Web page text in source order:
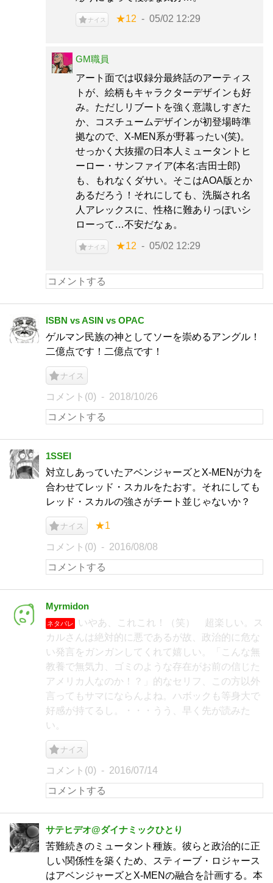
ナイス ★12 05/02 12:29
GM職員
アート面では収録分最終話のアーティス
トが、絵柄もキャラクターデザインも好
み。ただしリブートを強く意識しすぎた
か、コスチュームデザインが初登場時準
拠なので、X-MEN系が野暮ったい(笑)。
せっかく大抜擢の日本人ミュータントヒ
ーロー・サンファイア(本名:吉田士郎)
も、もれなくダサい。そこはAOA版とか
あるだろう！それにしても、洗脳され名
人アレックスに、性格に難ありっぽいシ
ローって…不安だなぁ。
ナイス ★12 05/02 12:29
ISBN vs ASIN vs OPAC
ゲルマン民族の神としてソーを崇めるアングル！
二億点です！二億点です！
ナイス
コメント(0) 2018/10/26
1SSEI
対立しあっていたアベンジャーズとX-MENが力を
合わせてレッド・スカルをたおす。それにしても
レッド・スカルの強さがチート並じゃないか？
ナイス ★1
コメント(0) 2016/08/08
Myrmidon
ネタバレ
いやあ、これこれ！（笑） 超楽しい。ス
カルさんは絶対的に悪であるが故、政治的に危な
い発言をガンガンしてくれて嬉しい。「こんな無
教養で無気力、ゴミのような存在がお前の信じた
アメリカ人なのか！？」的なセリフ、この方以外
言ってもサマにならんよね。ハボックも等身大で
好感が持てるし。・・・うう、早く先が読みた
い。
ナイス
コメント(0) 2016/07/14
サテヒデオ@ダイナミックひとり
苦難続きのミュータント種族。彼らと政治的に正
しい関係性を築くため、スティーブ・ロジャース
はアベンジャーズとX-MENの融合を計画する。本